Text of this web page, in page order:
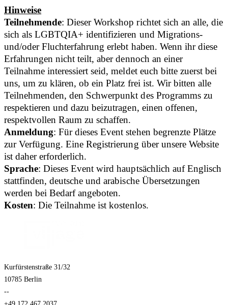
Hinweise
Teilnehmende: Dieser Workshop richtet sich an alle, die
sich als LGBTQIA+ identifizieren und Migrations-
und/oder Fluchterfahrung erlebt haben. Wenn ihr diese
Erfahrungen nicht teilt, aber dennoch an einer
Teilnahme interessiert seid, meldet euch bitte zuerst bei
uns, um zu klären, ob ein Platz frei ist. Wir bitten alle
Teilnehmenden, den Schwerpunkt des Programms zu
respektieren und dazu beizutragen, einen offenen,
respektvollen Raum zu schaffen.
Anmeldung: Für dieses Event stehen begrenzte Plätze
zur Verfügung. Eine Registrierung über unsere Website
ist daher erforderlich.
Sprache: Dieses Event wird hauptsächlich auf Englisch
stattfinden, deutsche und arabische Übersetzungen
werden bei Bedarf angeboten.
Kosten: Die Teilnahme ist kostenlos.
Kurfürstenstraße 31/32
10785 Berlin
--